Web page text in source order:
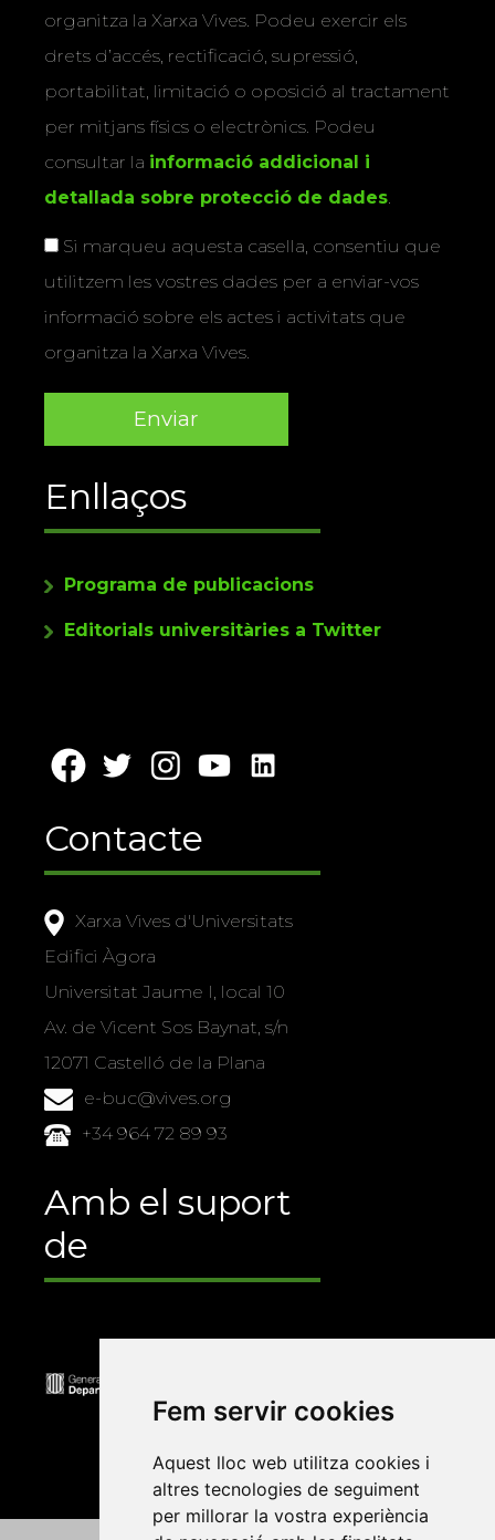
Fem servir cookies
Aquest lloc web utilitza cookies i
altres tecnologies de seguiment
per millorar la vostra experiència
organitza la Xarxa Vives. Podeu exercir els
drets d’accés, rectificació, supressió,
portabilitat, limitació o oposició al tractament
per mitjans físics o electrònics. Podeu
consultar la informació addicional i
detallada sobre protecció de dades.
Si marqueu aquesta casella, consentiu que
utilitzem les vostres dades per a enviar-vos
informació sobre els actes i activitats que
organitza la Xarxa Vives.
Enllaços
Programa de publicacions
Editorials universitàries a Twitter
Contacte
Xarxa Vives d'Universitats
Edifici Àgora
Universitat Jaume I, local 10
Av. de Vicent Sos Baynat, s/n
12071 Castelló de la Plana
e-buc@vives.org
+34 964 72 89 93
Amb el suport
de